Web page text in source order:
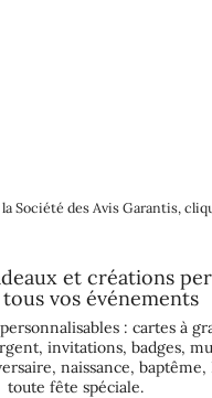
Société des Avis Garantis,
et créations
vos événements
: cartes à
, invitations, badges,
, naissance, baptême,
toute fête spéciale.